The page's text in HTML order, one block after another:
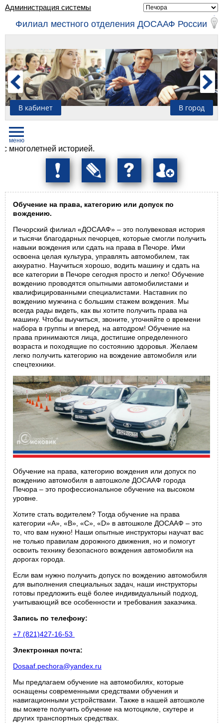
Администрация системы
Филиал местного отделения ДОСААФ России
В кабинет В город
историей.
Обучение на права, категорию или допуск по
вождению.
Печорский филиал «ДОСААФ» – это полувековая история
и тысячи благодарных печорцев, которые смогли получить
навыки вождения или сдать на права в Печоре. Ими
освоена целая культура, управлять автомобилем, так
аккуратно. Научиться хорошо, водить машину и сдать на
все категории в Печоре сегодня просто и легко! Обучение
вождению проводятся опытными автомобилистами и
квалифицированными специалистами. Наставник по
вождению мужчина с большим стажем вождения. Мы
всегда рады видеть, как вы хотите получить права на
машину. Чтобы выучиться, звоните, уточняйте о времени
набора в группы и вперед, на автодром! Обучение на
права принимаются лица, достигшие определенного
возраста и походящие по состоянию здоровья. Желаем
легко получить категорию на вождение автомобиля или
спецтехники.
Обучение на права, категорию вождения или допуск по
вождению автомобиля в автошколе ДОСААФ города
Печора – это профессиональное обучение на высоком
уровне.
Хотите стать водителем? Тогда обучение на права
категории «А», «В», «С», «D» в автошколе ДОСААФ – это
то, что вам нужно! Наши опытные инструкторы научат вас
не только правилам дорожного движения, но и помогут
освоить технику безопасного вождения автомобиля на
дорогах города.
Если вам нужно получить допуск по вождению автомобиля
для выполнения специальных задач, наши инструкторы
готовы предложить ещё более индивидуальный подход,
учитывающий все особенности и требования заказчика.
Запись по телефону:
+7 (821)427-16-53
Электронная почта:
Dosaaf.pechora@yandex.ru
Мы предлагаем обучение на автомобилях, которые
оснащены современными средствами обучения и
навигационными устройствами. Также в нашей автошколе
вы можете получить обучение на мотоцикле, скутере и
других транспортных средствах.